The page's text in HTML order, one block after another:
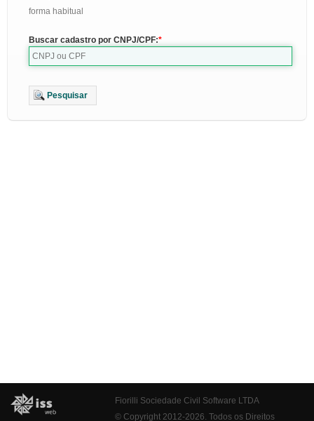
forma habitual
Buscar cadastro por CNPJ/CPF:
Pesquisar
Fiorilli Sociedade Civil Software LTDA
© Copyright 2012-2026. Todos os Direitos